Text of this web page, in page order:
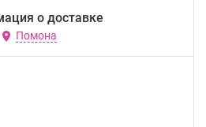
о доставке
Помона